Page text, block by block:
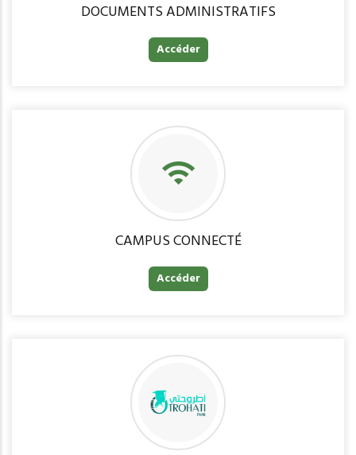
DOCUMENTS ADMINISTRATIFS
Accéder
CAMPUS CONNECTÉ
Accéder